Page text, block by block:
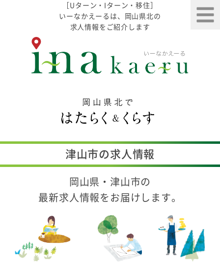
［Uターン・Iターン・移住］
いーなかえーるは、岡山県北の
求人情報をご紹介します
津山市の求人情報
岡山県・津山市の
最新求人情報をお届けします。